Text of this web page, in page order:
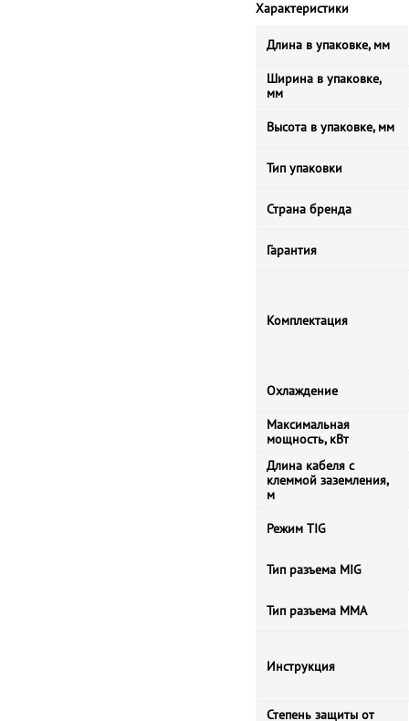
Характеристики
Длина в упаковке, мм
Ширина в упаковке,
мм
Высота в упаковке, мм
Тип упаковки
Страна бренда
Гарантия
Комплектация
Охлаждение
Максимальная
мощность, кВт
Длина кабеля с
клеммой заземления,
м
Режим TIG
Тип разъема MIG
Тип разъема MMA
Инструкция
Степень защиты от